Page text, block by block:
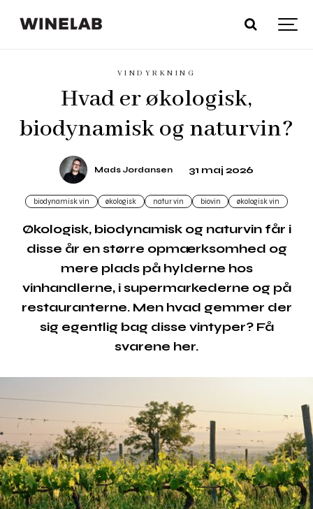
VINDYRKNING
Hvad er økologisk,
biodynamisk og naturvin?
Mads Jordansen 31 maj 2026
biodynamisk vin økologisk natur vin biovin økologisk vin
Økologisk, biodynamisk og naturvin får i
disse år en større opmærksomhed og
mere plads på hylderne hos
vinhandlerne, i supermarkederne og på
restauranterne. Men hvad gemmer der
sig egentlig bag disse vintyper? Få
svarene her.